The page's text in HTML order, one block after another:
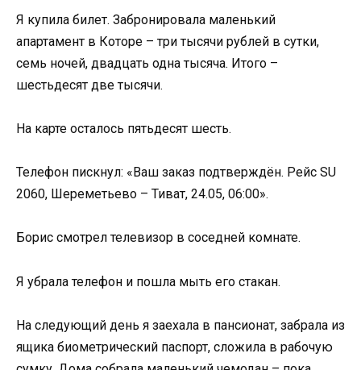
Я купила билет. Забронировала маленький
апартамент в Которе – три тысячи рублей в сутки,
семь ночей, двадцать одна тысяча. Итого –
шестьдесят две тысячи.
На карте осталось пятьдесят шесть.
Телефон пискнул: «Ваш заказ подтверждён. Рейс SU
2060, Шереметьево – Тиват, 24.05, 06:00».
Борис смотрел телевизор в соседней комнате.
Я убрала телефон и пошла мыть его стакан.
На следующий день я заехала в пансионат, забрала из
ящика биометрический паспорт, сложила в рабочую